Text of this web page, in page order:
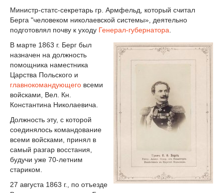
Министр-статс-секретарь гр. Армфельд, который считал
Берга "человеком николаевской системы», деятельно
подготовлял почву к уходу Генерал-губернатора
В марте 1863 г. Берг был
назначен на должность
помощника наместника
Царства Польского и
главнокомандующего всеми
войсками, Вел. Кн.
Константина Николаевича.
Должность эту, с которой
соединялось командование
всеми войсками, принял в
самый разгар восстания,
будучи уже 70-летним
стариком.
27 августа 1863 г., по отъезде